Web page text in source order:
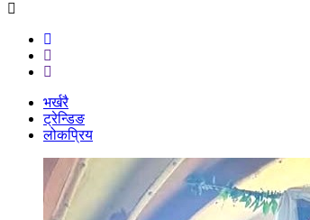
भर्खरै
ट्रेन्डिङ
लोकप्रिय